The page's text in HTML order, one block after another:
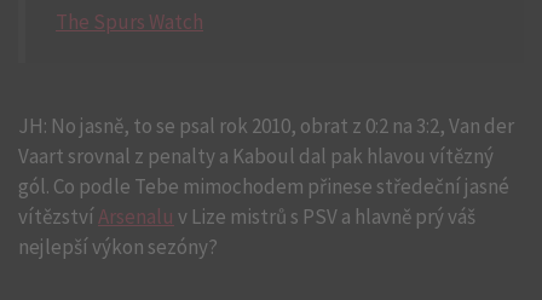
The Spurs Watch
JH: No jasně, to se psal rok 2010, obrat z 0:2 na 3:2, Van der
Vaart srovnal z penalty a Kaboul dal pak hlavou vítězný
gól. Co podle Tebe mimochodem přinese středeční jasné
vítězstvíArsenalu v Lize mistrů s PSV a hlavně prý váš
nejlepší výkon sezóny?